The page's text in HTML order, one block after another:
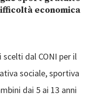
economica
scelti dal CONI per il
sociale, sportiva
dai 5 ai 13 anni